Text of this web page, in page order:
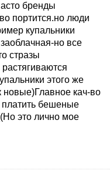
бренды
портится.но люди
купальники
но все
стразы
этого же
новые)Главное кач-во
платить бешеные
это лично мое